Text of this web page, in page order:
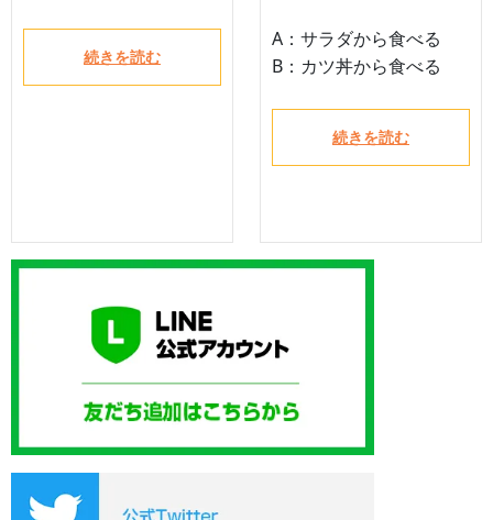
続きを読む
A：サラダから食べる
B：カツ丼から食べる
続きを読む